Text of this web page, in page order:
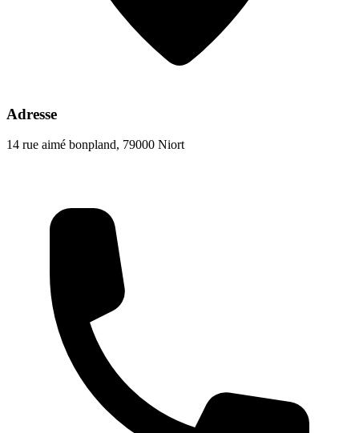
Adresse
14 rue aimé bonpland, 79000 Niort